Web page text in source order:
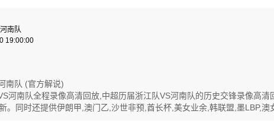
南队
19:00:00
南队 (官方解说)
河南队全程录像高清回放,中超历届浙江队VS河南队的历史交锋录像高
。同时还提供伊朗甲,澳门乙,沙世非预,酋长杯,美女业余,韩联盟,墨LBP,澳